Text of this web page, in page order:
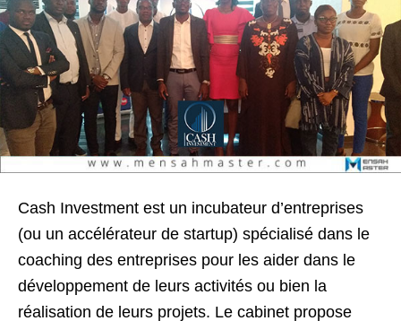
Cash Investment est un incubateur d’entreprises
(ou un accélérateur de startup) spécialisé dans le
coaching des entreprises pour les aider dans le
développement de leurs activités ou bien la
réalisation de leurs projets. Le cabinet propose